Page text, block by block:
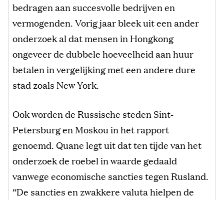
bedragen aan succesvolle bedrijven en
vermogenden. Vorig jaar bleek uit een ander
onderzoek al dat mensen in Hongkong
ongeveer de dubbele hoeveelheid aan huur
betalen in vergelijking met een andere dure
stad zoals New York.
Ook worden de Russische steden Sint-
Petersburg en Moskou in het rapport
genoemd. Quane legt uit dat ten tijde van het
onderzoek de roebel in waarde gedaald
vanwege economische sancties tegen Rusland.
“De sancties en zwakkere valuta hielpen de